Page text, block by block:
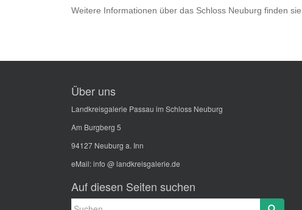
Weitere Informationen über das Schloss Neuburg finden
Über uns
Landkreisgalerie Passau im Schloss Neuburg
Am Burgberg 5
94127 Neuburg a. Inn
eMail:info @ landkreisgalerie.de
Auf diesen Seiten suchen
Suche
Search